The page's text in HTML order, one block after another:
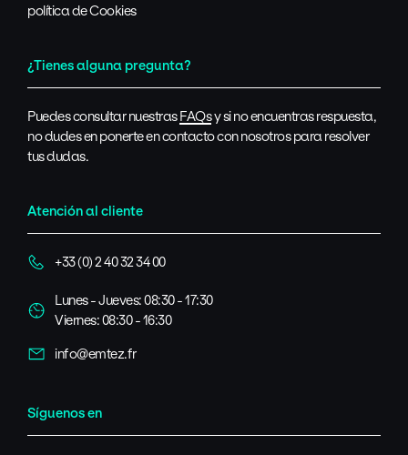
política de Cookies
¿Tienes alguna pregunta?
Puedes consultar nuestrasFAQsy si no encuentras respuesta,
no dudes en ponerte en contacto con nosotros para resolver
tus dudas.
Atención al cliente
+33 (0) 2 40 32 34 00
Lunes - Jueves: 08:30 - 17:30
Viernes: 08:30 - 16:30
info@emtez.fr
Síguenos en